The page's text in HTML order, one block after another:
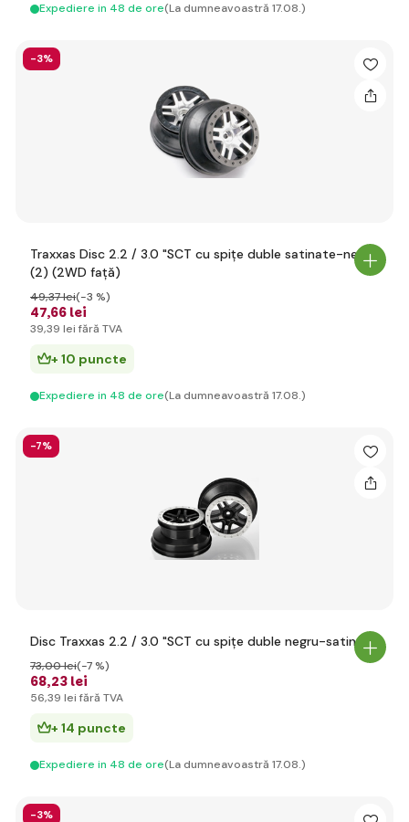
Expediere in 48 de ore(La dumneavoastră 17.08.)
-3%
Traxxas Disc 2.2 / 3.0 "SCT cu spițe duble satinate-negru
(2) (2WD față)
47,66 lei
49,37 lei(-3 %)
39,39 lei fără TVA
+ 10 puncte
Expediere in 48 de ore(La dumneavoastră 17.08.)
-7%
Disc Traxxas 2.2 / 3.0 "SCT cu spițe duble negru-satin (2)
68,23 lei
73,00 lei(-7 %)
56,39 lei fără TVA
+ 14 puncte
Expediere in 48 de ore(La dumneavoastră 17.08.)
-3%